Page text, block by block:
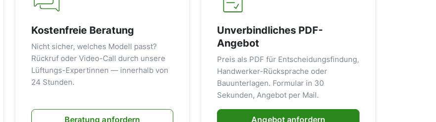
Kostenfreie Beratung
Nicht sicher, welches Modell passt?
Rückruf oder Video-Call durch unsere
Lüftungs-Expertinnen — innerhalb von
24 Stunden.
Beratung anfordern
Unverbindliches PDF-
Angebot
Preis als PDF für Entscheidungsfindung,
Handwerker-Rücksprache oder
Bauunterlagen. Formular in 30
Sekunden, Angebot per Mail.
Angebot anfordern